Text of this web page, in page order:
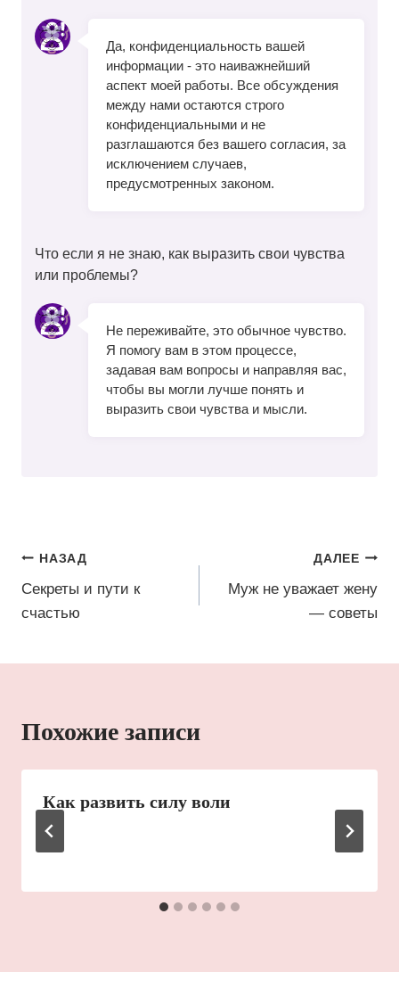
Да, конфиденциальность вашей
информации - это наиважнейший
аспект моей работы. Все обсуждения
между нами остаются строго
конфиденциальными и не
разглашаются без вашего согласия, за
исключением случаев,
предусмотренных законом.
Что если я не знаю, как выразить свои чувства
или проблемы?
Не переживайте, это обычное чувство.
Я помогу вам в этом процессе,
задавая вам вопросы и направляя вас,
чтобы вы могли лучше понять и
выразить свои чувства и мысли.
Навигация
по
записям
НАЗАД
Секреты и пути к
счастью
ДАЛЕЕ
Муж не уважает жену
— советы
Похожие записи
Как развить силу воли